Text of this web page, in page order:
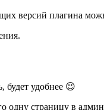
версий плагина
будет удобнее 😉
одну страницу в